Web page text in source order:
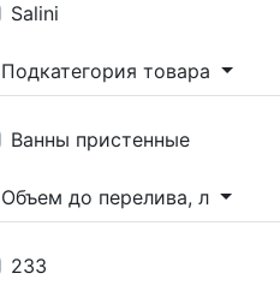
Salini
Подкатегория товара
Ванны пристенные
Объем до перелива, л
233